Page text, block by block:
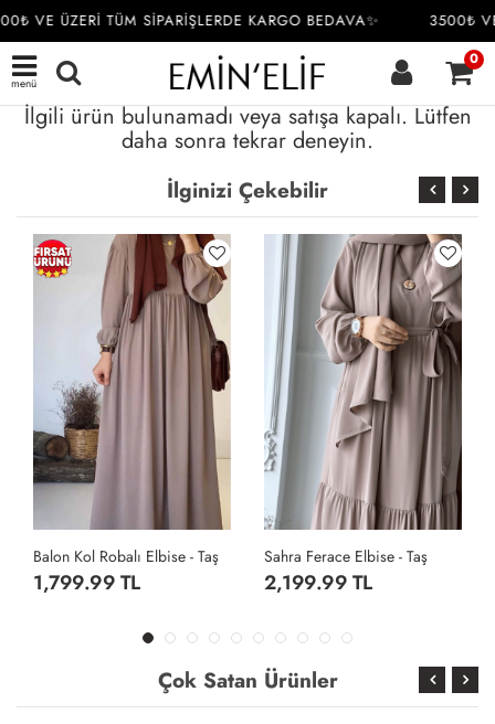
VE ÜZERİ TÜM SİPARİŞLERDE KARGO BEDAVA✨ 3500₺
menü
0
İlgili ürün bulunamadı veya satışa kapalı. Lütfen
daha sonra tekrar deneyin.
İlginizi Çekebilir
Sahra Ferace Elbise - Taş
2,199.99 TL 2,199.99 TL
Çok Satan Ürünler